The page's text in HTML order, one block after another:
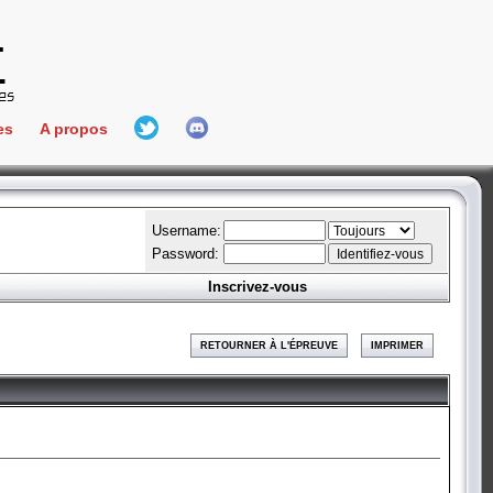
Connect
A propos
L'équipe
Hall Of Fame
Username:
Password:
Inscrivez-vous
RETOURNER À L'ÉPREUVE IMPRIMER